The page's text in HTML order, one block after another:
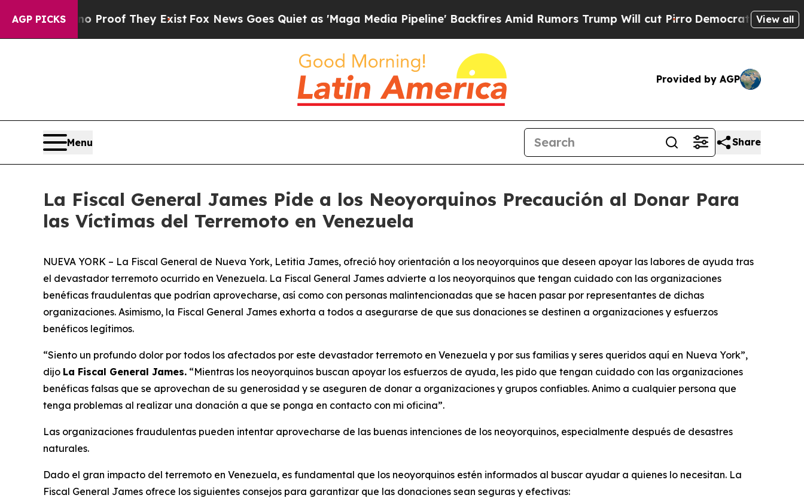
AGP PICKS
no Proof They Exist Fox News Goes Quiet as 'Maga Media Pipeline' Backfires Amid Rumors Trump Will cut Pirro Democratic Socialists of
View all
Provided by AGP
Menu Share
La Fiscal General James Pide a los Neoyorquinos Precaución al Donar Para
las Víctimas del Terremoto en Venezuela
NUEVA YORK – La Fiscal General de Nueva York, Letitia James, ofreció hoy orientación a los neoyorquinos que deseen apoyar las labores de ayuda tras
el devastador terremoto ocurrido en Venezuela. La Fiscal General James advierte a los neoyorquinos que tengan cuidado con las organizaciones
benéficas fraudulentas que podrían aprovecharse, así como con personas malintencionadas que se hacen pasar por representantes de dichas
organizaciones. Asimismo, la Fiscal General James exhorta a todos a asegurarse de que sus donaciones se destinen a organizaciones y esfuerzos
benéficos legítimos.
“Siento un profundo dolor por todos los afectados por este devastador terremoto en Venezuela y por sus familias y seres queridos aquí en Nueva York”,
dijo La Fiscal General James. “Mientras los neoyorquinos buscan apoyar los esfuerzos de ayuda, les pido que tengan cuidado con las organizaciones
benéficas falsas que se aprovechan de su generosidad y se aseguren de donar a organizaciones y grupos confiables. Animo a cualquier persona que
tenga problemas al realizar una donación a que se ponga en contacto con mi oficina”.
Las organizaciones fraudulentas pueden intentar aprovecharse de las buenas intenciones de los neoyorquinos, especialmente después de desastres
naturales.
Dado el gran impacto del terremoto en Venezuela, es fundamental que los neoyorquinos estén informados al buscar ayudar a quienes lo necesitan. La
Fiscal General James ofrece los siguientes consejos para garantizar que las donaciones sean seguras y efectivas: